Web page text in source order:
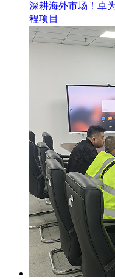
深耕海外市场！卓
程项目